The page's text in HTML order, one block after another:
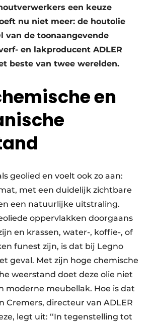
een keuze
nu niet meer: de houtolie
van de toonaangevende
en lakproducent ADLER
beste van twee werelden.
en
geolied en voelt ook zo aan:
met een duidelijk zichtbare
een natuurlijke uitstraling.
oppervlakken doorgaans
en krassen, water-, koffie-, of
funest zijn, is dat bij Legno
geval. Met zijn hoge chemische
weerstand doet deze olie niet
moderne meubellak. Hoe is dat
Cremers, directeur van ADLER
legt uit: ‘‘In tegenstelling tot